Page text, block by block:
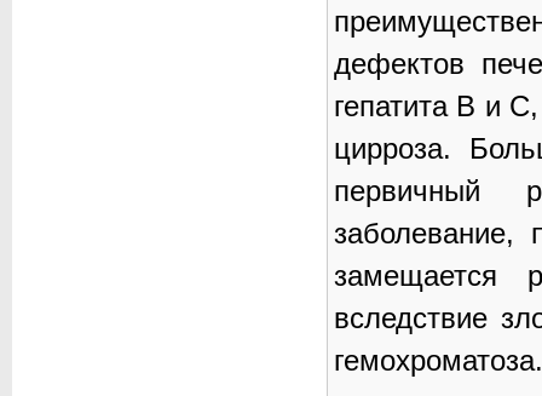
дефектов
гепатита В и
цирроза.
первичный
заболевание,
замещается
вследствие